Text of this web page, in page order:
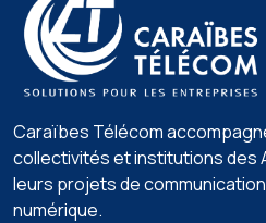
Caraïbes Télécom
collectivités et institutions des
leurs projets de
numérique.